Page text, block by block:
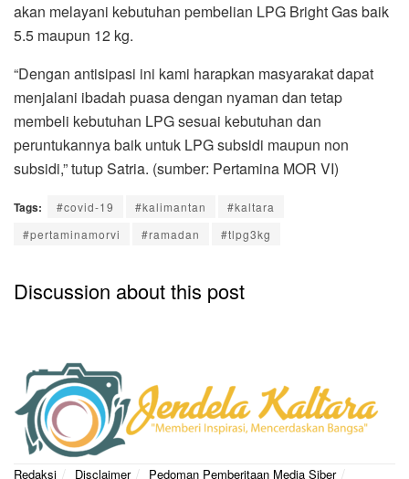
akan melayani kebutuhan pembelian LPG Bright Gas baik
5.5 maupun 12 kg.
“Dengan antisipasi ini kami harapkan masyarakat dapat
menjalani ibadah puasa dengan nyaman dan tetap
membeli kebutuhan LPG sesuai kebutuhan dan
peruntukannya baik untuk LPG subsidi maupun non
subsidi,” tutup Satria. (sumber: Pertamina MOR VI)
Tags: #covid-19 #kalimantan
#kaltara
#pertaminamorvi
#ramadan #tlpg3kg
Discussion about this post
Redaksi Disclaimer Pedoman Pemberitaan Media Siber